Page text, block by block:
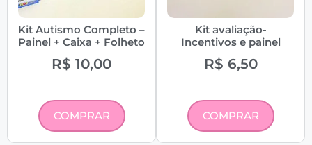
Kit Autismo Completo –
Painel + Caixa + Folheto
R$ 10,00
COMPRAR
Kit avaliação-
Incentivos e painel
R$ 6,50
COMPRAR